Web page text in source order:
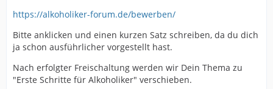
https://alkoholiker-forum.de/bewerben/
Bitte anklicken und einen kurzen Satz schreiben, da du dich
ja schon ausführlicher vorgestellt hast.
Nach erfolgter Freischaltung werden wir Dein Thema zu
"Erste Schritte für Alkoholiker" verschieben.